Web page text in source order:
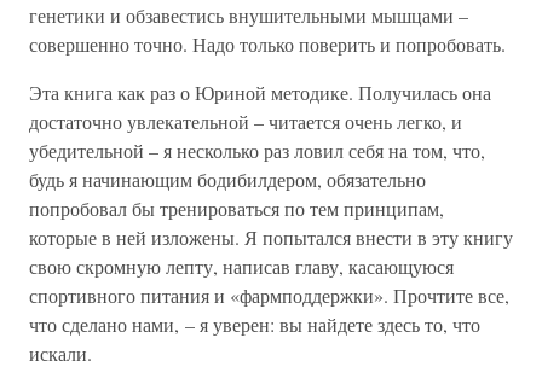
генетики и обзавестись внушительными мышцами –
совершенно точно. Надо только поверить и попробовать.
Эта книга как раз о Юриной методике. Получилась она
достаточно увлекательной – читается очень легко, и
убедительной – я несколько раз ловил себя на том, что,
будь я начинающим бодибилдером, обязательно
попробовал бы тренироваться по тем принципам,
которые в ней изложены. Я попытался внести в эту книгу
свою скромную лепту, написав главу, касающуюся
спортивного питания и «фармподдержки». Прочтите все,
что сделано нами, – я уверен: вы найдете здесь то, что
искали.